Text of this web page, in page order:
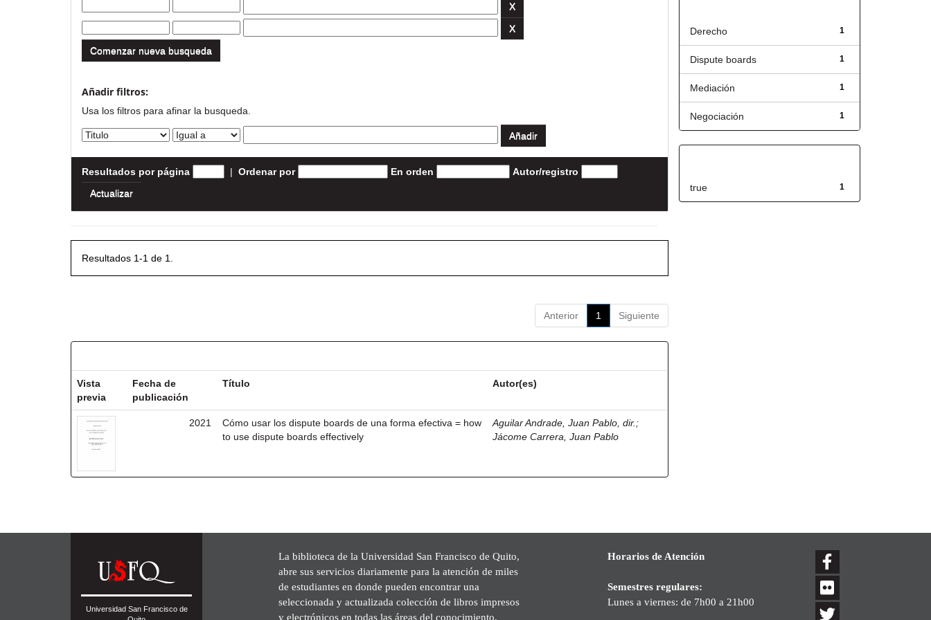
Comenzar nueva busqueda
Añadir filtros:
Usa los filtros para afinar la busqueda.
Resultados por página | Ordenar por En orden Autor/registro
Resultados 1-1 de 1.
Anterior 1 Siguiente
Vista
previa
Fecha de
publicación
Título Autor(es)
2021
Cómo usar los dispute boards de una forma efectiva = how
to use dispute boards effectively
Aguilar Andrade, Juan Pablo, dir. ;
Jácome Carrera, Juan Pablo
1
Derecho
1
Dispute boards
1
Mediación
1
Negociación
1
true
Universidad San Francisco de
La biblioteca de la Universidad San Francisco de Quito,
abre sus servicios diariamente para la atención de miles
de estudiantes en donde pueden encontrar una
seleccionada y actualizada colección de libros impresos
y electrónicos en todas las áreas del conocimiento,
Horarios de Atención
Semestres regulares:
Lunes a viernes: de 7h00 a 21h00